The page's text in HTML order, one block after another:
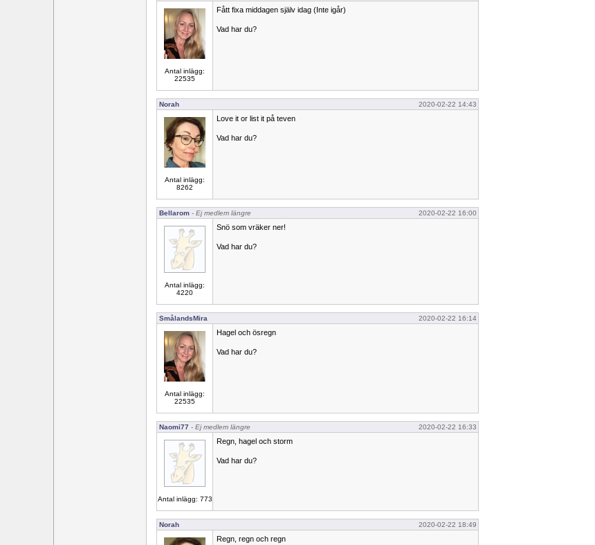
Antal inlägg:
22535
Fått fixa middagen själv idag (Inte igår)
Vad har du?
Norah 2020-02-22 14:43
Antal inlägg:
8262
Love it or list it på teven
Vad har du?
Bellarom - Ej medlem längre 2020-02-22 16:00
Antal inlägg:
4220
Snö som vräker ner!
Vad har du?
SmålandsMira 2020-02-22 16:14
Antal inlägg:
22535
Hagel och ösregn
Vad har du?
Naomi77 - Ej medlem längre 2020-02-22 16:33
Antal inlägg: 773
Regn, hagel och storm
Vad har du?
Norah 2020-02-22 18:49
Regn, regn och regn